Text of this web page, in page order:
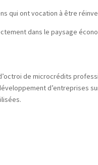
qui ont vocation à être
dans le paysage
de microcrédits
d’entreprises